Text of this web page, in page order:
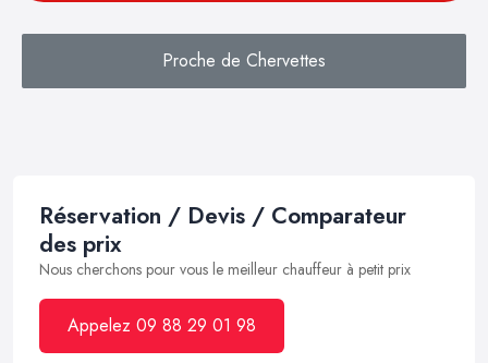
Proche de Chervettes
Réservation / Devis / Comparateur
des prix
Nous cherchons pour vous le meilleur chauffeur à petit prix
Appelez 09 88 29 01 98